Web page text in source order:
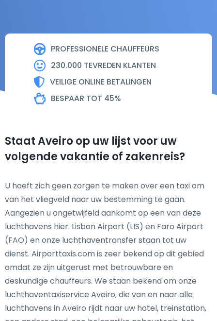
PROFESSIONELE CHAUFFEURS
230.000 TEVREDEN KLANTEN
VEILIGE ONLINE BETALINGEN
BESPAAR TOT 45%
Staat Aveiro op uw lijst voor uw
volgende vakantie of zakenreis?
U hoeft zich geen zorgen te maken over een taxi om
van het vliegveld naar uw bestemming te gaan.
Aangezien u ongetwijfeld aankomt op een van deze
luchthavens hier: Lisbon Airport (LIS) en Faro Airport
(FAO) en onze luchthaventransfer staan tot uw
dienst. Airporttaxis.com is zeer bekend op dit gebied
omdat ze zijn uitgerust met betrouwbare en
deskundige chauffeurs. We staan bekend om onze
luchthaventaxiservice Aveiro, die van en naar alle
luchthavens in Aveiro rijdt naar uw hotel, treinstation,